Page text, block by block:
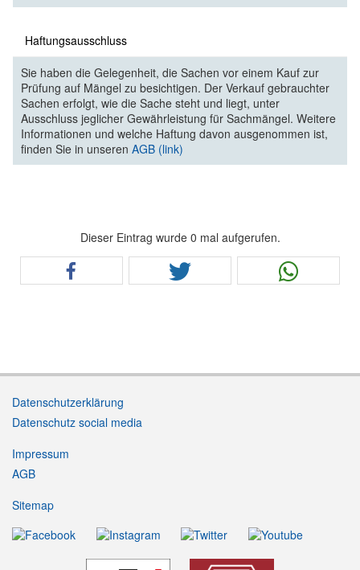
Haftungsausschluss
Sie haben die Gelegenheit, die Sachen vor einem Kauf zur
Prüfung auf Mängel zu besichtigen. Der Verkauf gebrauchter
Sachen erfolgt, wie die Sache steht und liegt, unter
Ausschluss jeglicher Gewährleistung für Sachmängel. Weitere
Informationen und welche Haftung davon ausgenommen ist,
finden Sie in unseren AGB (link)
Dieser Eintrag wurde 0 mal aufgerufen.
Datenschutzerklärung
Datenschutz social media
Impressum
AGB
Sitemap